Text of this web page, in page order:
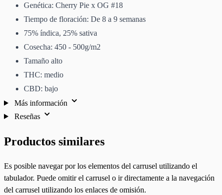
Genética: Cherry Pie x OG #18
Tiempo de floración: De 8 a 9 semanas
75% índica, 25% sativa
Cosecha: 450 - 500g/m2
Tamaño alto
THC: medio
CBD: bajo
Más información
Reseñas
Productos similares
Es posible navegar por los elementos del carrusel utilizando el
tabulador. Puede omitir el carrusel o ir directamente a la navegación
del carrusel utilizando los enlaces de omisión.